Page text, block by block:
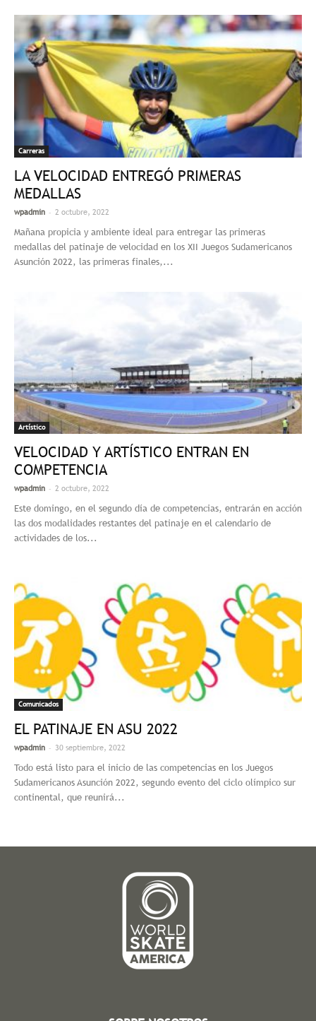
Carreras
LA VELOCIDAD ENTREGÓ PRIMERAS
MEDALLAS
wpadmin - 2 octubre, 2022
Mañana propicia y ambiente ideal para entregar las primeras
medallas del patinaje de velocidad en los XII Juegos Sudamericanos
Asunción 2022, las primeras finales,...
Artístico
VELOCIDAD Y ARTÍSTICO ENTRAN EN
COMPETENCIA
wpadmin - 2 octubre, 2022
Este domingo, en el segundo día de competencias, entrarán en acción
las dos modalidades restantes del patinaje en el calendario de
actividades de los...
Comunicados
EL PATINAJE EN ASU 2022
wpadmin - 30 septiembre, 2022
Todo está listo para el inicio de las competencias en los Juegos
Sudamericanos Asunción 2022, segundo evento del ciclo olímpico sur
continental, que reunirá...